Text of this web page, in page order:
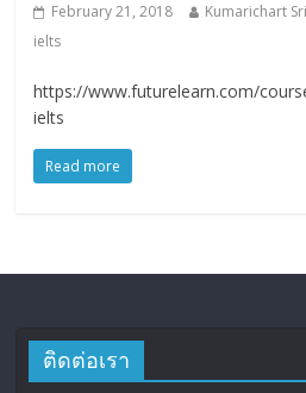
February 21, 2018 Kumarichart
ielts
https://www.futurelearn.com/
ielts
Read more
ติดต่อเรา